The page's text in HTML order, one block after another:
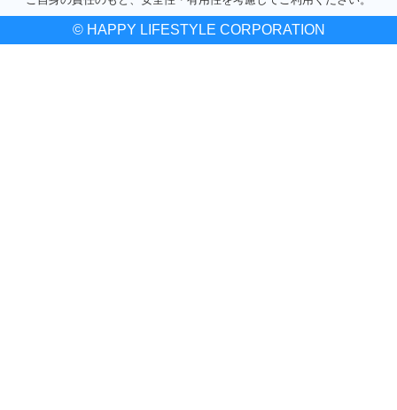
© HAPPY LIFESTYLE CORPORATION